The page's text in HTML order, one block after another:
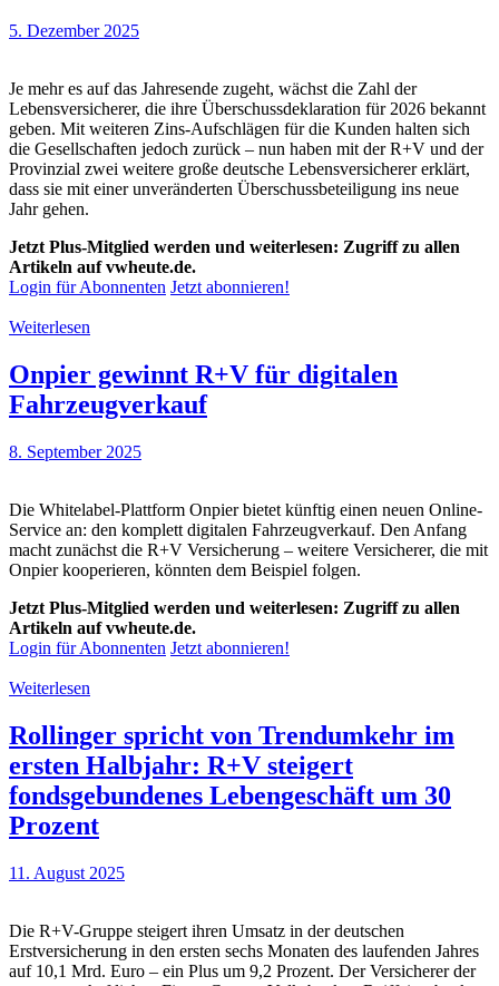
5. Dezember 2025
Je mehr es auf das Jahresende zugeht, wächst die Zahl der
Lebensversicherer, die ihre Überschussdeklaration für 2026 bekannt
geben. Mit weiteren Zins-Aufschlägen für die Kunden halten sich
die Gesellschaften jedoch zurück – nun haben mit der R+V und der
Provinzial zwei weitere große deutsche Lebensversicherer erklärt,
dass sie mit einer unveränderten Überschussbeteiligung ins neue
Jahr gehen.
Jetzt Plus-Mitglied werden und weiterlesen: Zugriff zu allen
Artikeln auf vwheute.de.
Login für Abonnenten Jetzt abonnieren!
Weiterlesen
Onpier gewinnt R+V für digitalen
Fahrzeugverkauf
8. September 2025
Die Whitelabel-Plattform Onpier bietet künftig einen neuen Online-
Service an: den komplett digitalen Fahrzeugverkauf. Den Anfang
macht zunächst die R+V Versicherung – weitere Versicherer, die mit
Onpier kooperieren, könnten dem Beispiel folgen.
Jetzt Plus-Mitglied werden und weiterlesen: Zugriff zu allen
Artikeln auf vwheute.de.
Login für Abonnenten Jetzt abonnieren!
Weiterlesen
Rollinger spricht von Trendumkehr im
ersten Halbjahr: R+V steigert
fondsgebundenes Lebengeschäft um 30
Prozent
11. August 2025
Die R+V-Gruppe steigert ihren Umsatz in der deutschen
Erstversicherung in den ersten sechs Monaten des laufenden Jahres
auf 10,1 Mrd. Euro – ein Plus um 9,2 Prozent. Der Versicherer der